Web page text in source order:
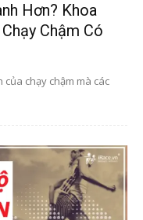
Hơn? Khoa
Chậm Có
chạy chậm mà các